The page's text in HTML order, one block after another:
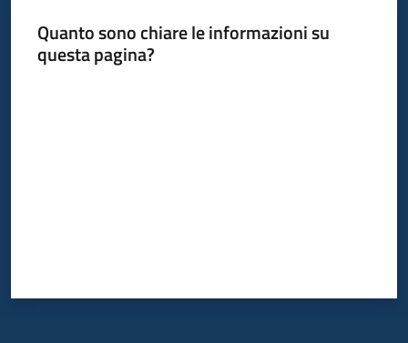
Quanto sono chiare le informazioni su
questa pagina?